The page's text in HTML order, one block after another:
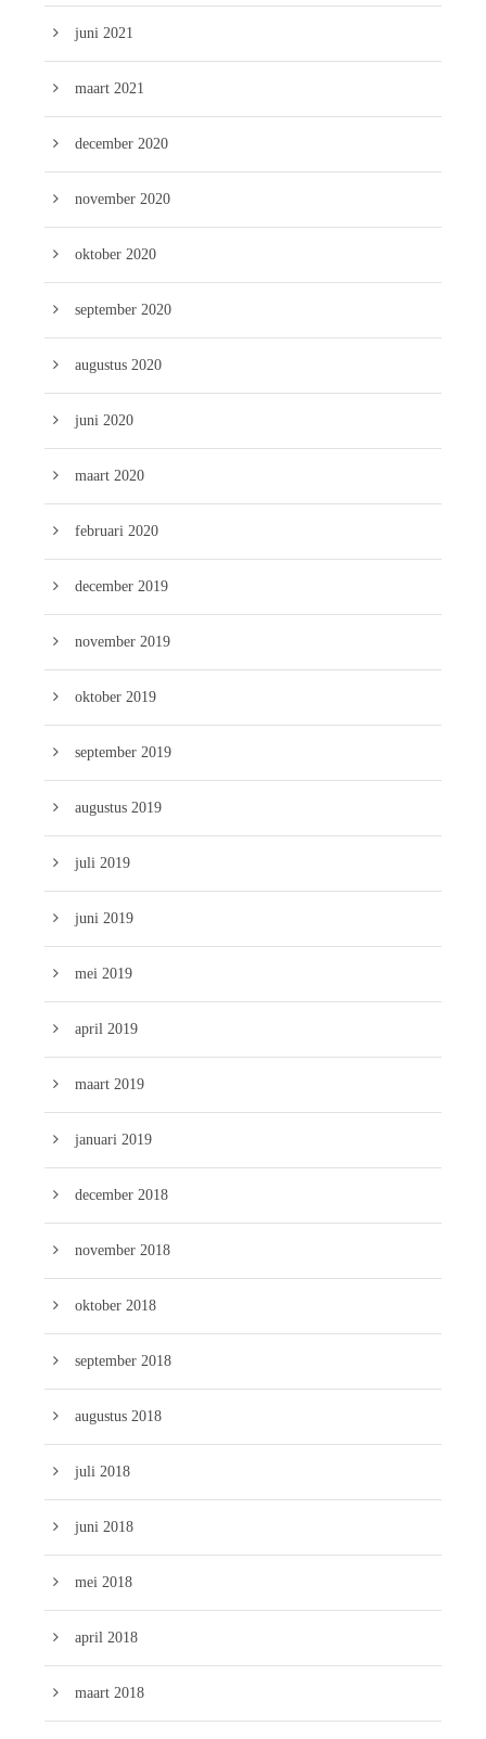
juni 2021
maart 2021
december 2020
november 2020
oktober 2020
september 2020
augustus 2020
juni 2020
maart 2020
februari 2020
december 2019
november 2019
oktober 2019
september 2019
augustus 2019
juli 2019
juni 2019
mei 2019
april 2019
maart 2019
januari 2019
december 2018
november 2018
oktober 2018
september 2018
augustus 2018
juli 2018
juni 2018
mei 2018
april 2018
maart 2018